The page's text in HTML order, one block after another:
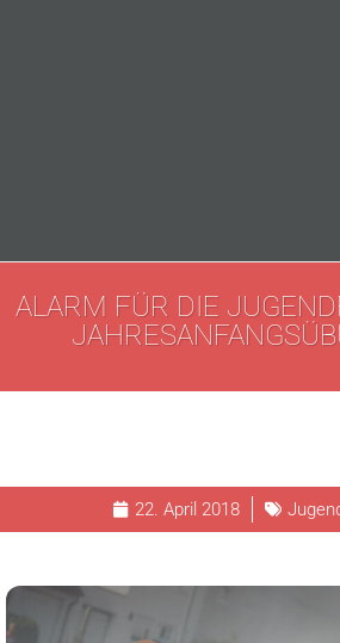
ALARM FÜR DIE
22. April 2018